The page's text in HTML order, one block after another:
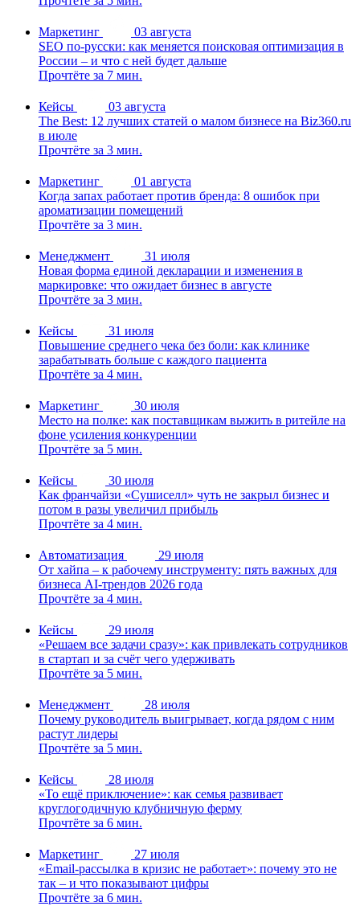
Маркетинг
03 августа
SEO по-русски: как меняется поисковая оптимизация в
России – и что с ней будет дальше
Прочтёте за 7 мин.
Кейсы
03 августа
The Best: 12 лучших статей о малом бизнесе на Biz360.ru
в июле
Прочтёте за 3 мин.
Маркетинг
01 августа
Когда запах работает против бренда: 8 ошибок при
ароматизации помещений
Прочтёте за 3 мин.
Менеджмент
31 июля
Новая форма единой декларации и изменения в
маркировке: что ожидает бизнес в августе
Прочтёте за 3 мин.
Кейсы
31 июля
Повышение среднего чека без боли: как клинике
зарабатывать больше с каждого пациента
Прочтёте за 4 мин.
Маркетинг
30 июля
Место на полке: как поставщикам выжить в ритейле на
фоне усиления конкуренции
Прочтёте за 5 мин.
Кейсы
30 июля
Как франчайзи «Сушиселл» чуть не закрыл бизнес и
потом в разы увеличил прибыль
Прочтёте за 4 мин.
Автоматизация
29 июля
От хайпа – к рабочему инструменту: пять важных для
бизнеса AI-трендов 2026 года
Прочтёте за 4 мин.
Кейсы
29 июля
«Решаем все задачи сразу»: как привлекать сотрудников
в стартап и за счёт чего удерживать
Прочтёте за 5 мин.
Менеджмент
28 июля
Почему руководитель выигрывает, когда рядом с ним
растут лидеры
Прочтёте за 5 мин.
Кейсы
28 июля
«То ещё приключение»: как семья развивает
круглогодичную клубничную ферму
Прочтёте за 6 мин.
Маркетинг
27 июля
«Email-рассылка в кризис не работает»: почему это не
так – и что показывают цифры
Прочтёте за 6 мин.